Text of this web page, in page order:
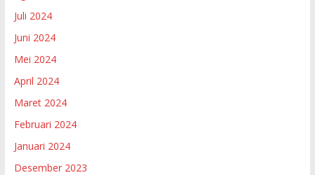
Juli 2024
Juni 2024
Mei 2024
April 2024
Maret 2024
Februari 2024
Januari 2024
Desember 2023